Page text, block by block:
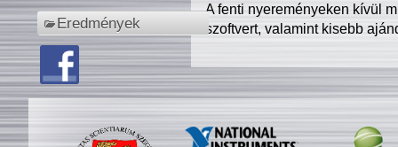
Eredmények
A fenti nyereményeken kívül
szoftvert, valamint kisebb